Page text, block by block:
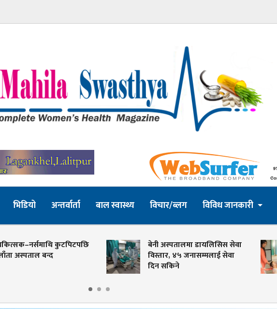
भिडियो अन्तर्वार्ता बाल स्वास्थ्य विचार/ब्लग विविध जानकारी
कुटपिटपछि
अस्पताल बन्द
बेनी अस्पतालमा डायलिसिस सेवा
विस्तार, ४५ जनासम्मलाई सेवा
दिन सकिने